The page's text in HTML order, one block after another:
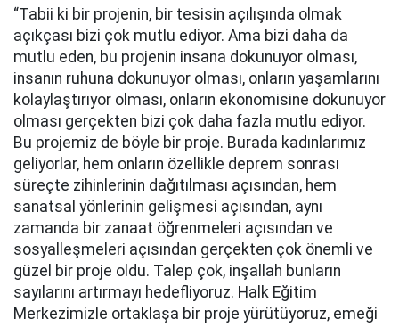
“Tabii ki bir projenin, bir tesisin açılışında olmak
açıkçası bizi çok mutlu ediyor. Ama bizi daha da
mutlu eden, bu projenin insana dokunuyor olması,
insanın ruhuna dokunuyor olması, onların yaşamlarını
kolaylaştırıyor olması, onların ekonomisine dokunuyor
olması gerçekten bizi çok daha fazla mutlu ediyor.
Bu projemiz de böyle bir proje. Burada kadınlarımız
geliyorlar, hem onların özellikle deprem sonrası
süreçte zihinlerinin dağıtılması açısından, hem
sanatsal yönlerinin gelişmesi açısından, aynı
zamanda bir zanaat öğrenmeleri açısından ve
sosyalleşmeleri açısından gerçekten çok önemli ve
güzel bir proje oldu. Talep çok, inşallah bunların
sayılarını artırmayı hedefliyoruz. Halk Eğitim
Merkezimizle ortaklaşa bir proje yürütüyoruz, emeği